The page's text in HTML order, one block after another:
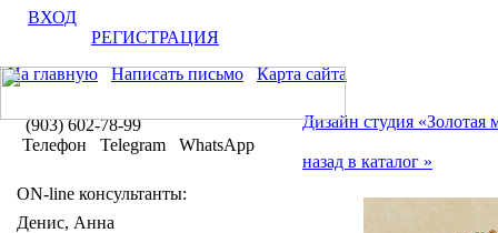
ВХОД
РЕГИСТРАЦИЯ
На главную
Написать письмо Карта сайта
(903) 602-78-99
Телефон Telegram WhatsApp
ON-line консультанты:
Денис, Анна
Дизайн студия «Золотая
назад в каталог »